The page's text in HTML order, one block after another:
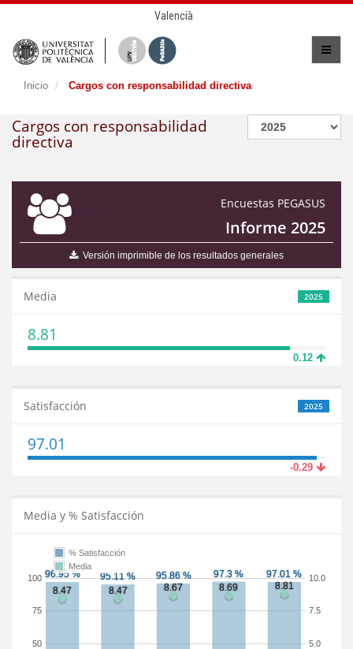
Valencià
Inicio Cargos con responsabilidad directiva
Cargos con responsabilidad
directiva
Encuestas PEGASUS
Informe 2025
Versión imprimible de los resultados generales
2025
Media
8.81
0.12
2025
Satisfacción
97.01
-0.29
Media y % Satisfacción
50
75
100
5.0
7.5
10.0
% Satisfacción
Media